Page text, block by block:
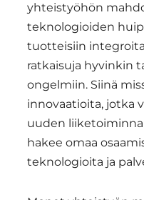
yhteistyöhön
teknologioiden
tuotteisiin
ratkaisuja hyvinkin
ongelmiin. Siinä
innovaatioita, jotka
uuden
hakee omaa
teknologioita ja